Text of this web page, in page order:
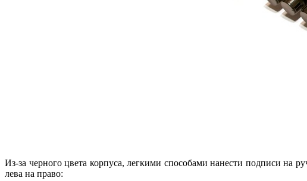
Из-за черного цвета корпуса, легкими способами нанести подписи на
лева на право: